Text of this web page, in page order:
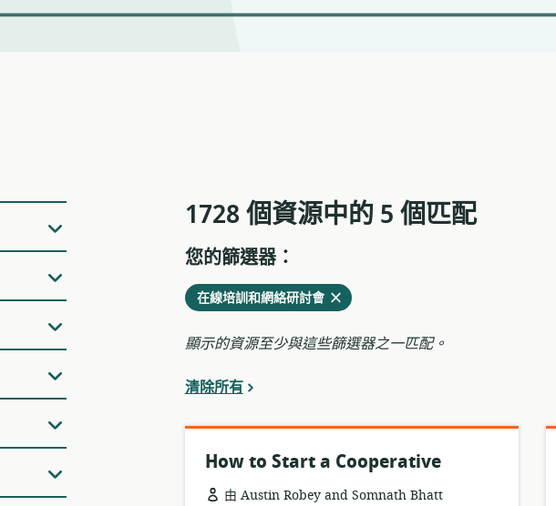
1728 個資源中的 5 個匹配
您的篩選器：
從
當
前
濾
器
在線培訓和網絡研討會刪
除
顯示的資源至少與這些篩選器之一匹配。
清除所有
How to Start a Cooperative
由 Austin Robey and Somnath Bhatt